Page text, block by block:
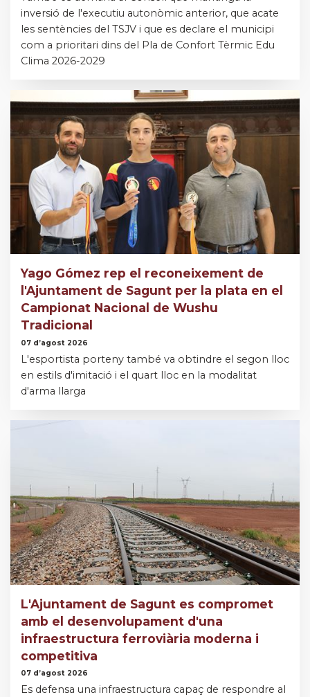
inversió de l'executiu autonòmic anterior, que acate
les sentències del TSJV i que es declare el municipi
com a prioritari dins del Pla de Confort Tèrmic Edu
Clima 2026-2029
Yago Gómez rep el reconeixement de
l'Ajuntament de Sagunt per la plata en el
Campionat Nacional de Wushu
Tradicional
07 d’agost 2026
L'esportista porteny també va obtindre el segon lloc
en estils d'imitació i el quart lloc en la modalitat
d'arma llarga
L'Ajuntament de Sagunt es compromet
amb el desenvolupament d'una
infraestructura ferroviària moderna i
competitiva
07 d’agost 2026
Es defensa una infraestructura capaç de respondre al